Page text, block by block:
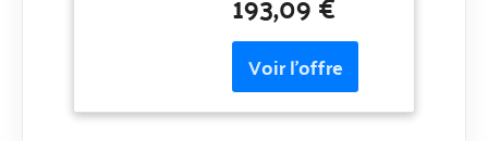
apnée
aiment la plongée en
apnée et la nage en eau
libre. La combinaison de
plongée et nage Seac
Energy est composée de